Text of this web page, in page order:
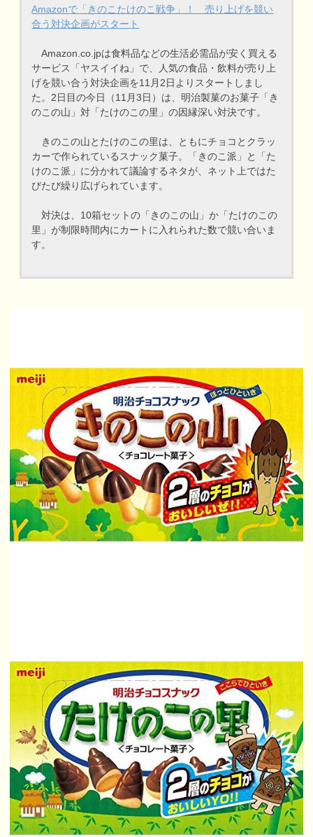
Amazonで「きのこたけのこ戦争」！ 売り上げを競い
合う対決企画がスタート
Amazon.co.jpは食料品などの生活必需品が安く買える
サービス「ヤスイイね」で、人気の食品・飲料が売り上
げを競い合う対決企画を11月2日よりスタートしまし
た。2日目の今日（11月3日）は、明治製菓のお菓子「き
のこの山」対「たけのこの里」の因縁深い対決です。
きのこの山とたけのこの里は、ともにチョコとクラッ
カーで作られているスナック菓子。「きのこ派」と「た
けのこ派」に分かれて議論するネタが、ネット上ではた
びたび繰り広げられています。
対決は、10箱セットの「きのこの山」か「たけのこの
里」が制限時間内にカートに入れられた数で競い合いま
す。